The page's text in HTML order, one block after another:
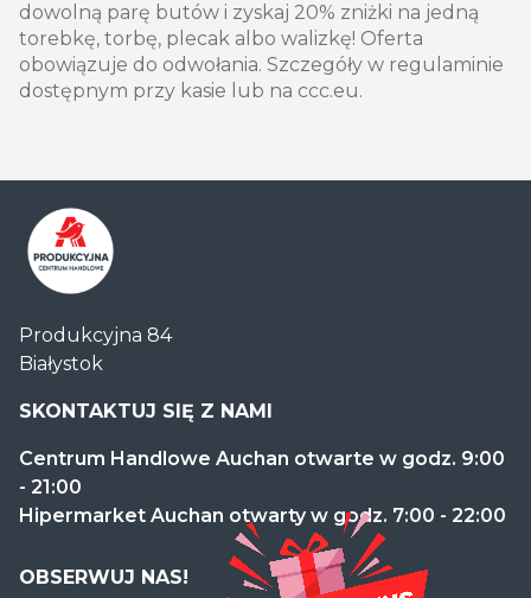
dowolną parę butów i zyskaj 20% zniżki na jedną
torebkę, torbę, plecak albo walizkę! Oferta
obowiązuje do odwołania. Szczegóły w regulaminie
dostępnym przy kasie lub na ccc.eu.
Handlowe
Auchan
Produkcyjna
Produkcyjna 84
Białystok
SKONTAKTUJ SIĘ Z NAMI
Centrum Handlowe Auchan otwarte w godz. 9:00
- 21:00
Hipermarket Auchan otwarty w godz. 7:00 - 22:00
OBSERWUJ NAS!